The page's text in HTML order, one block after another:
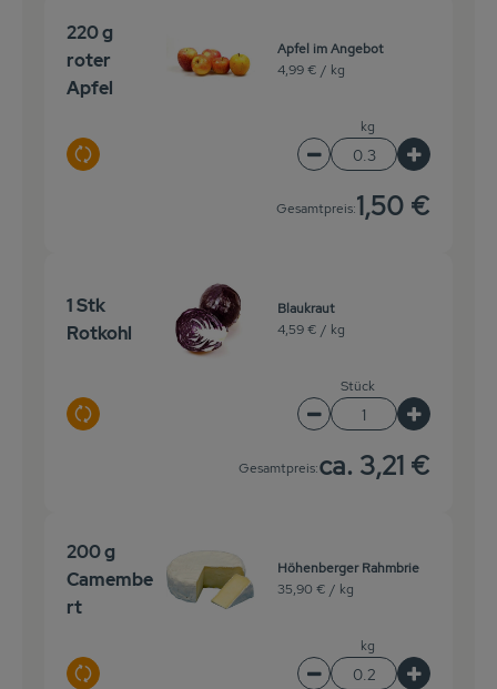
220 g
roter
Apfel
Auswahl ändern
Apfel im Angebot
4,99 € / kg
kg
Artikelanzahl
Gesamtpreis:1,50 €
1 Stk
Rotkohl
Auswahl ändern
Blaukraut
4,59 € / kg
Stück
Artikelanzahl
Gesamtpreis:ca. 3,21 €
200 g
Camembe
rt
Auswahl ändern
Höhenberger Rahmbrie
35,90 € / kg
kg
Artikelanzahl